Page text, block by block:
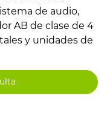
de audio,
AB de clase de 4
y unidades de